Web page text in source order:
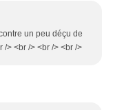
un peu déçu de
/> <br /> <br /> <br />